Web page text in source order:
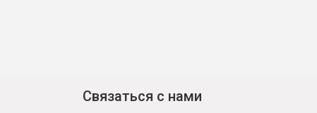
Связаться с нами